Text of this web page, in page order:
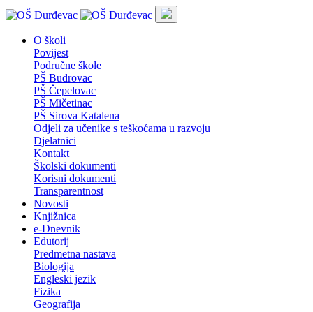
O školi
Povijest
Područne škole
PŠ Budrovac
PŠ Čepelovac
PŠ Mičetinac
PŠ Sirova Katalena
Odjeli za učenike s teškoćama u razvoju
Djelatnici
Kontakt
Školski dokumenti
Korisni dokumenti
Transparentnost
Novosti
Knjižnica
e-Dnevnik
Edutorij
Predmetna nastava
Biologija
Engleski jezik
Fizika
Geografija